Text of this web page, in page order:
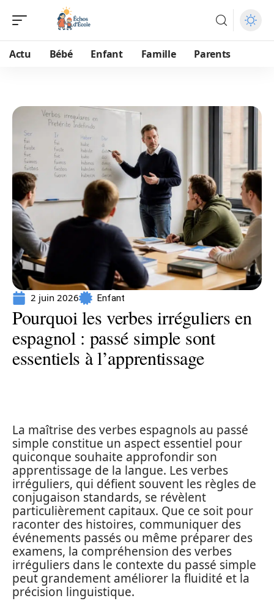
Actu Bébé Enfant Famille Parents
2 juin 2026 Enfant
Pourquoi les verbes irréguliers en
espagnol : passé simple sont
essentiels à l’apprentissage
La maîtrise des verbes espagnols au passé
simple constitue un aspect essentiel pour
quiconque souhaite approfondir son
apprentissage de la langue. Les verbes
irréguliers, qui défient souvent les règles de
conjugaison standards, se révèlent
particulièrement capitaux. Que ce soit pour
raconter des histoires, communiquer des
événements passés ou même préparer des
examens, la compréhension des verbes
irréguliers dans le contexte du passé simple
peut grandement améliorer la fluidité et la
précision linguistique.